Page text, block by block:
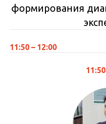
формирования
11:50 – 12:00